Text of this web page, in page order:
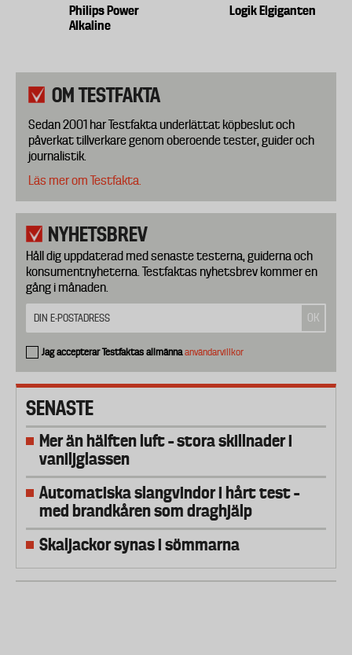
Philips Power
Alkaline
Logik Elgiganten
OM TESTFAKTA
Sedan 2001 har Testfakta underlättat köpbeslut och
påverkat tillverkare genom oberoende tester, guider och
journalistik.
Läs mer om Testfakta.
NYHETSBREV
Håll dig uppdaterad med senaste testerna, guiderna och
konsumentnyheterna. Testfaktas nyhetsbrev kommer en
gång i månaden.
Jag accepterar Testfaktas allmännaanvändarvillkor
SENASTE
Mer än hälften luft – stora skillnader i
vaniljglassen
Automatiska slangvindor i hårt test –
med brandkåren som draghjälp
Skaljackor synas i sömmarna